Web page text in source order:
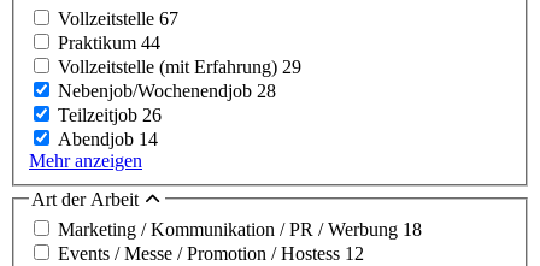
Vollzeitstelle 67
Praktikum 44
Vollzeitstelle (mit Erfahrung) 29
Nebenjob/Wochenendjob 28
Teilzeitjob 26
Abendjob 14
Mehr anzeigen
Art der Arbeit
Marketing / Kommunikation / PR / Werbung 18
Events / Messe / Promotion / Hostess 12